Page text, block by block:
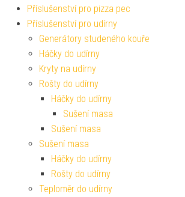
Příslušenství pro pizza pec
Příslušenství pro udírny
Generátory studeného kouře
Háčky do udírny
Kryty na udírny
Rošty do udírny
Háčky do udírny
Sušení masa
Sušení masa
Sušení masa
Háčky do udírny
Rošty do udírny
Teploměr do udírny